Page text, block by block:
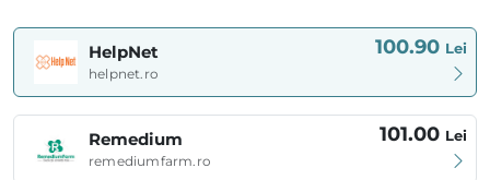
HelpNet
helpnet.ro
100.90 Lei
Remedium
remediumfarm.ro
101.00 Lei